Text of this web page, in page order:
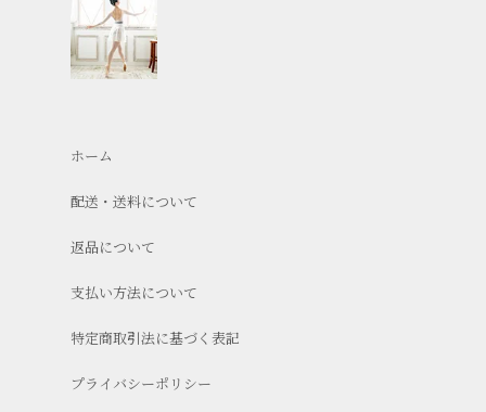
ホーム
配送・送料について
返品について
支払い方法について
特定商取引法に基づく表記
プライバシーポリシー